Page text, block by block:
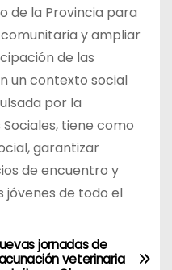
de la Provincia para
y ampliar
de las
un contexto social
por la
tiene como
garantizar
de encuentro y
jóvenes de todo el
jornadas de
veterinaria